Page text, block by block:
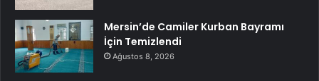
Mersin’de Camiler Kurban Bayramı
İçin Temizlendi
Ağustos 8, 2026